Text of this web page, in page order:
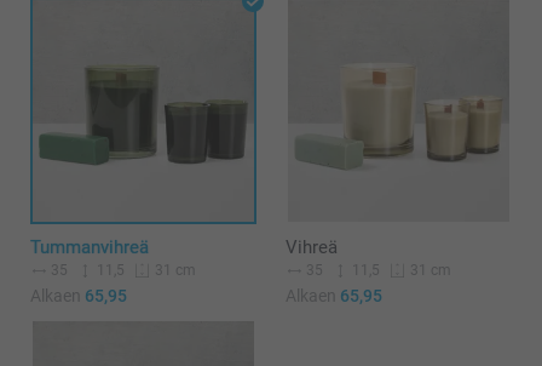
Tummanvihreä
35 11,5 31 cm
Alkaen 65,95
Vihreä
35 11,5 31 cm
Alkaen 65,95